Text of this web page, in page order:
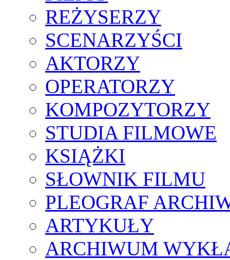
REŻYSERZY
SCENARZYŚCI
AKTORZY
OPERATORZY
KOMPOZYTORZY
STUDIA FILMOWE
KSIĄŻKI
SŁOWNIK FILMU
PLEOGRAF
ARTYKUŁY
ARCHIWUM